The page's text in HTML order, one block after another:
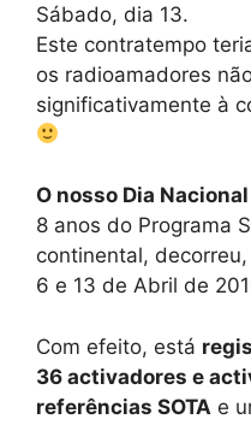
Sábado, dia 13.
Este contratempo
os radioamadores
significativamente à
O nosso Dia Nacional
8 anos do Programa
continental,
6 e 13 de Abril de
Com efeito, está
36 activadores e
referências SOTA e